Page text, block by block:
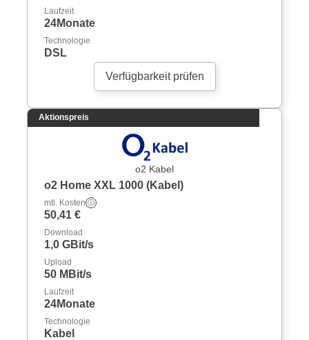
Laufzeit
24Monate
Technologie
DSL
Verfügbarkeit prüfen
Aktionspreis
o2 Kabel
o2 Home XXL 1000 (Kabel)
mtl. Kosten ⓘ
50,41 €
Download
1,0 GBit/s
Upload
50 MBit/s
Laufzeit
24Monate
Technologie
Kabel